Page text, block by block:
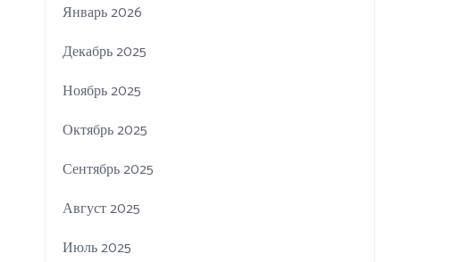
Январь 2026
Декабрь 2025
Ноябрь 2025
Октябрь 2025
Сентябрь 2025
Август 2025
Июль 2025